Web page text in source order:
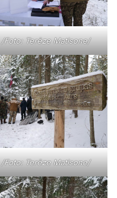
/Foto: Terēze Matisone/
/Foto: Terēze Matisone/